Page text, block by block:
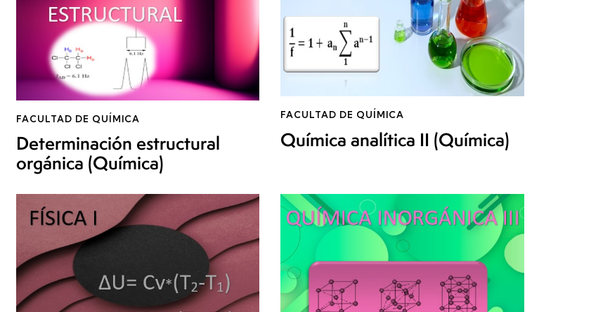
Determinación estructural
orgánica (Química)
FACULTAD DE QUÍMICA
Química analítica II (Química)
FACULTAD DE QUÍMICA